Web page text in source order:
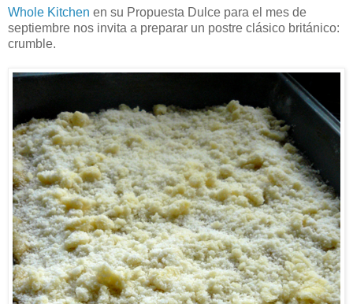
Whole Kitchen en su Propuesta Dulce para el mes de
septiembre nos invita a preparar un postre clásico británico:
crumble.